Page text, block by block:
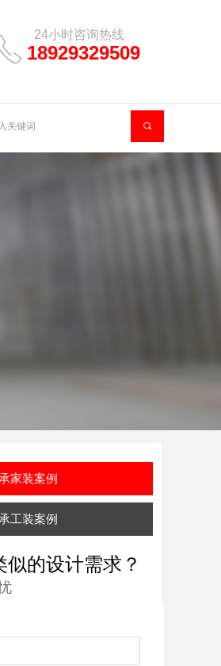
18929329509
24小时咨询热线
끠
家装案例
工装案例
的设计需求？